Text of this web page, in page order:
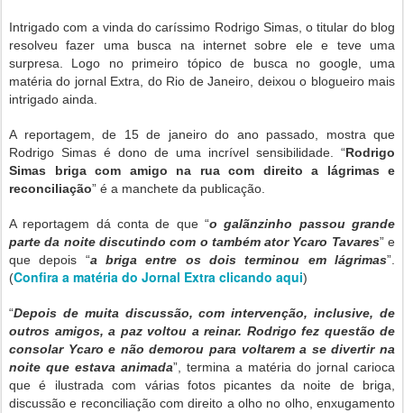
Intrigado com a vinda do caríssimo Rodrigo Simas, o titular do blog
resolveu fazer uma busca na internet sobre ele e teve uma
surpresa. Logo no primeiro tópico de busca no google, uma
matéria do jornal Extra, do Rio de Janeiro, deixou o blogueiro mais
intrigado ainda.
A reportagem, de 15 de janeiro do ano passado, mostra que
Rodrigo Simas é dono de uma incrível sensibilidade. “Rodrigo
Simas briga com amigo na rua com direito a lágrimas e
reconciliação” é a manchete da publicação.
A reportagem dá conta de que “o galãnzinho passou grande
parte da noite discutindo com o também ator Ycaro Tavares” e
que depois “a briga entre os dois terminou em lágrimas”.
(Confira a matéria do Jornal Extra clicando aqui)
“Depois de muita discussão, com intervenção, inclusive, de
outros amigos, a paz voltou a reinar. Rodrigo fez questão de
consolar Ycaro e não demorou para voltarem a se divertir na
noite que estava animada”, termina a matéria do jornal carioca
que é ilustrada com várias fotos picantes da noite de briga,
discussão e reconciliação com direito a olho no olho, enxugamento